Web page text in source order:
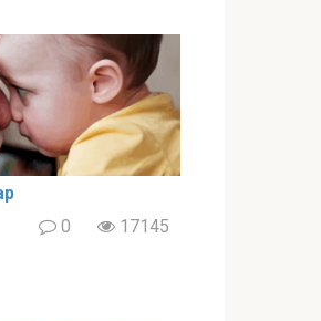
0 17145